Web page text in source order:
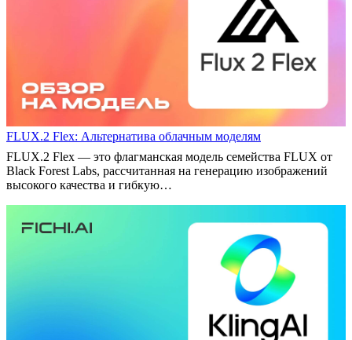
FLUX.2 Flex: Альтернатива облачным моделям
FLUX.2 Flex — это флагманская модель семейства FLUX от
Black Forest Labs, рассчитанная на генерацию изображений
высокого качества и гибкую…